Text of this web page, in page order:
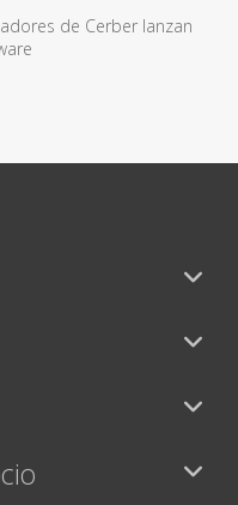
de Cerber lanzan